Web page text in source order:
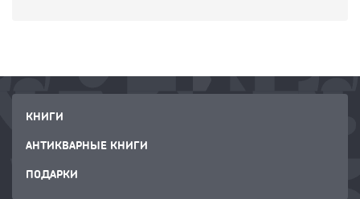
КНИГИ
АНТИКВАРНЫЕ КНИГИ
ПОДАРКИ